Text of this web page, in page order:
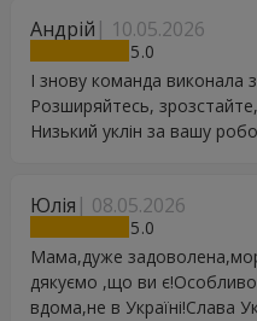
Андрій 10.05.2026
5
І знову команда виконала
Розширяйтесь,
Низький уклін за вашу
Юлія 08.05.2026
5
Мама,дуже
дякуємо ,що ви
вдома,не в Україні!Слава